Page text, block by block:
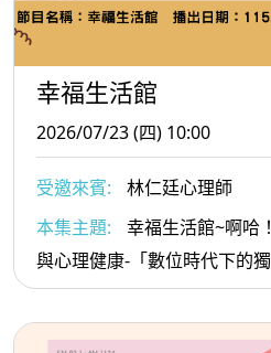
幸福生活館
2026/07/23 (四) 10:00
受邀來賓:
林仁廷心理師
本集主題:
幸福生活館~啊哈
與心理健康-「數位時代下的獨